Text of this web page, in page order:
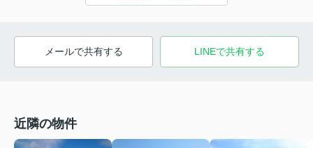
メールで共有する LINEで共有する
近隣の物件